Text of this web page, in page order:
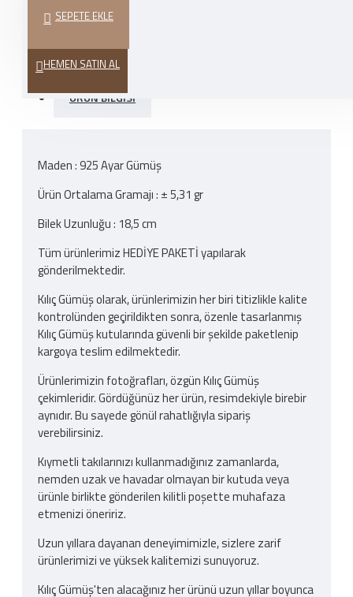
SEPETE EKLE
HEMEN SATIN AL
HEDIYE PAKETI
ÜRÜN BILGISI
Maden : 925 Ayar Gümüş
Ürün Ortalama Gramajı : ± 5,31 gr
Bilek Uzunluğu : 18,5 cm
Tüm ürünlerimiz HEDİYE PAKETİ yapılarak
gönderilmektedir.
Kılıç Gümüş olarak, ürünlerimizin her biri titizlikle kalite
kontrolünden geçirildikten sonra, özenle tasarlanmış
Kılıç Gümüş kutularında güvenli bir şekilde paketlenip
kargoya teslim edilmektedir.
Ürünlerimizin fotoğrafları, özgün Kılıç Gümüş
çekimleridir. Gördüğünüz her ürün, resimdekiyle birebir
aynıdır. Bu sayede gönül rahatlığıyla sipariş
verebilirsiniz.
Kıymetli takılarınızı kullanmadığınız zamanlarda,
nemden uzak ve havadar olmayan bir kutuda veya
ürünle birlikte gönderilen kilitli poşette muhafaza
etmenizi öneririz.
Uzun yıllara dayanan deneyimimizle, sizlere zarif
ürünlerimizi ve yüksek kalitemizi sunuyoruz.
Kılıç Gümüş'ten alacağınız her ürünü uzun yıllar boyunca